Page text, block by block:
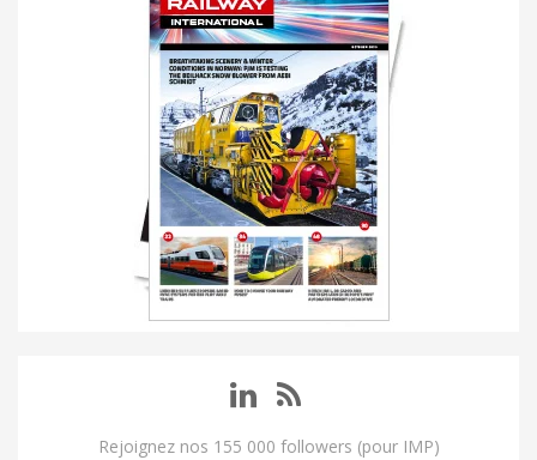
Rejoignez nos 155 000 followers (pour IMP)